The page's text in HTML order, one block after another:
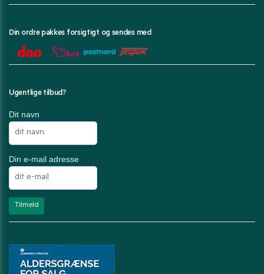
Din ordre pakkes forsigtigt og sendes med
Ugentlige tilbud?
Dit navn
Din e-mail adresse